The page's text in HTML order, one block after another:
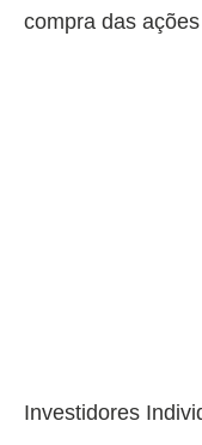
compra das
Investidores